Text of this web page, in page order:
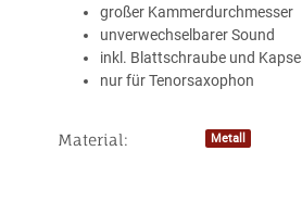
großer Kammerdurchmesser
unverwechselbarer Sound
inkl. Blattschraube und Kapsel
nur für Tenorsaxophon
Produkteigenschaft
Wert
Material: Metall